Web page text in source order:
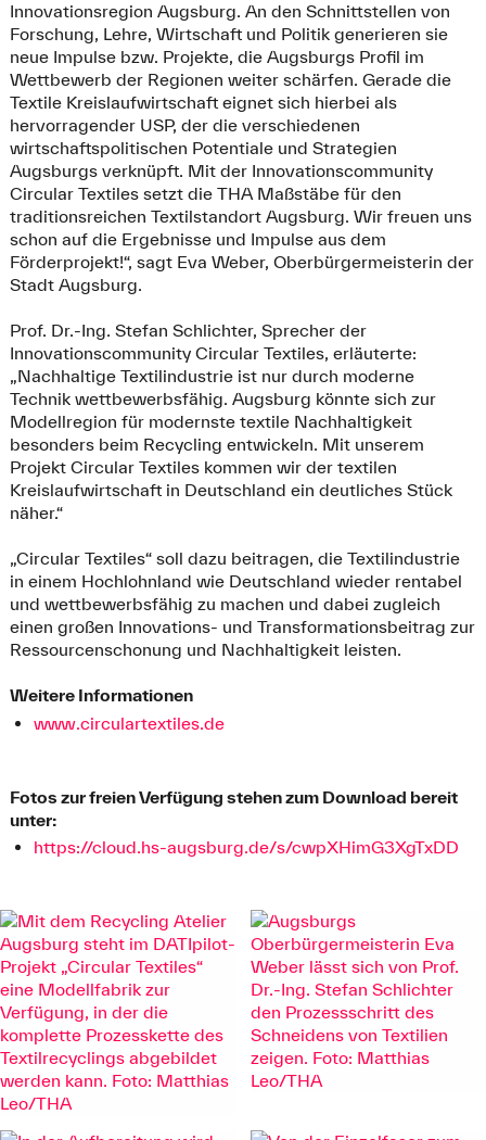
Innovationsregion Augsburg. An den Schnittstellen von
Forschung, Lehre, Wirtschaft und Politik generieren sie
neue Impulse bzw. Projekte, die Augsburgs Profil im
Wettbewerb der Regionen weiter schärfen. Gerade die
Textile Kreislaufwirtschaft eignet sich hierbei als
hervorragender USP, der die verschiedenen
wirtschaftspolitischen Potentiale und Strategien
Augsburgs verknüpft. Mit der Innovationscommunity
Circular Textiles setzt die THA Maßstäbe für den
traditionsreichen Textilstandort Augsburg. Wir freuen uns
schon auf die Ergebnisse und Impulse aus dem
Förderprojekt!“, sagt Eva Weber, Oberbürgermeisterin der
Stadt Augsburg.
Prof. Dr.-Ing. Stefan Schlichter, Sprecher der
Innovationscommunity Circular Textiles, erläuterte:
„Nachhaltige Textilindustrie ist nur durch moderne
Technik wettbewerbsfähig. Augsburg könnte sich zur
Modellregion für modernste textile Nachhaltigkeit
besonders beim Recycling entwickeln. Mit unserem
Projekt Circular Textiles kommen wir der textilen
Kreislaufwirtschaft in Deutschland ein deutliches Stück
näher.“
„Circular Textiles“ soll dazu beitragen, die Textilindustrie
in einem Hochlohnland wie Deutschland wieder rentabel
und wettbewerbsfähig zu machen und dabei zugleich
einen großen Innovations- und Transformationsbeitrag zur
Ressourcenschonung und Nachhaltigkeit leisten.
Weitere Informationen
www.circulartextiles.de
Fotos zur freien Verfügung stehen zum Download bereit
unter:
https://cloud.hs-augsburg.de/s/cwpXHimG3XgTxDD